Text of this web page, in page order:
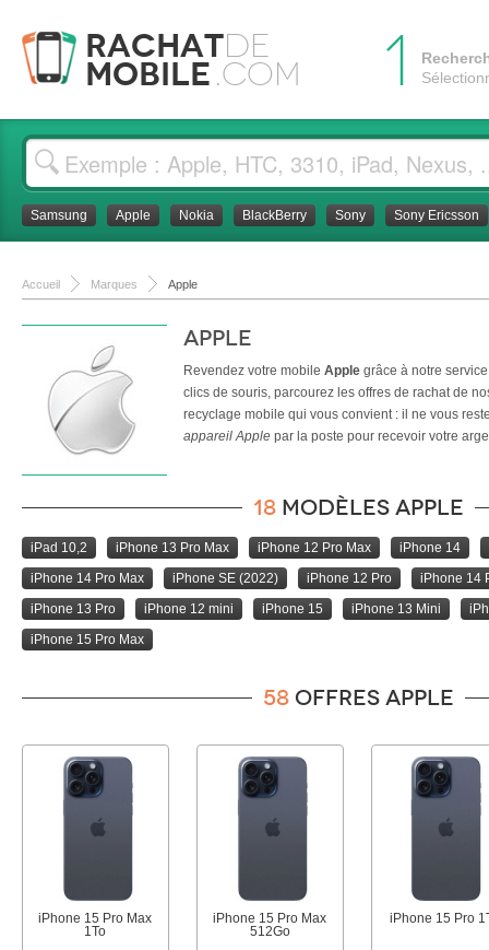
Rachatde
Mobile .com 1
Samsung Apple Nokia BlackBerry Sony Sony Ericsson
Accueil Marques Apple
Apple
Revendez votre mobile Apple grâce à notre
clics de souris, parcourez les offres de rachat de
recyclage mobile qui vous convient : il ne vous
appareil Apple par la poste pour recevoir votre
18 modèles Apple
iPad 10,2 iPhone 13 Pro Max iPhone 12 Pro Max
iPhone 14
iPhone 14 Pro Max
iPhone SE (2022) iPhone 12 Pro
iPhone 14
iPhone 13 Pro
iPhone 12 mini iPhone 15 iPhone 13 Mini
iPhone 15 Pro Max
58 offres Apple
iPhone 15 Pro Max
1To
iPhone 15 Pro Max
512Go
iPhone 15 Pro